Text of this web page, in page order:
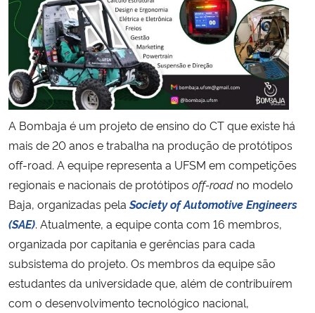
Planalto
A Bombaja é um projeto de ensino do CT que existe há
mais de 20 anos e trabalha na produção de protótipos
off-road. A equipe representa a UFSM em competições
regionais e nacionais de protótipos off-road no modelo
Baja, organizadas pelaSociety of Automotive Engineers
(SAE). Atualmente, a equipe conta com 16 membros,
organizada por capitania e gerências para cada
subsistema do projeto. Os membros da equipe são
estudantes da universidade que, além de contribuírem
com o desenvolvimento tecnológico nacional,